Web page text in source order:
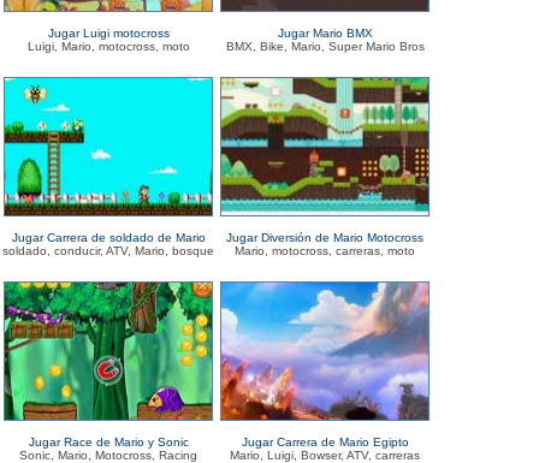
Jugar Luigi motocross
Luigi, Mario, motocross, moto
Jugar Mario BMX
BMX, Bike, Mario, Super Mario Bros
Jugar Carrera de soldado de Mario
soldado, conducir, ATV, Mario, bosque
Jugar Diversión de Mario Motocross
Mario, motocross, carreras, moto
Jugar Race de Mario y Sonic
Sonic, Mario, Motocross, Racing
Jugar Carrera de Mario Egipto
Mario, Luigi, Bowser, ATV, carreras